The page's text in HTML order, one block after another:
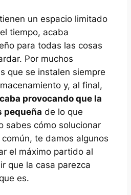
un espacio limitado
tiempo, acaba
para todas las cosas
Por muchos
que se instalen siempre
y, al final,
provocando que la
pequeña de lo que
sabes cómo solucionar
te damos algunos
el máximo partido al
que la casa parezca
es.